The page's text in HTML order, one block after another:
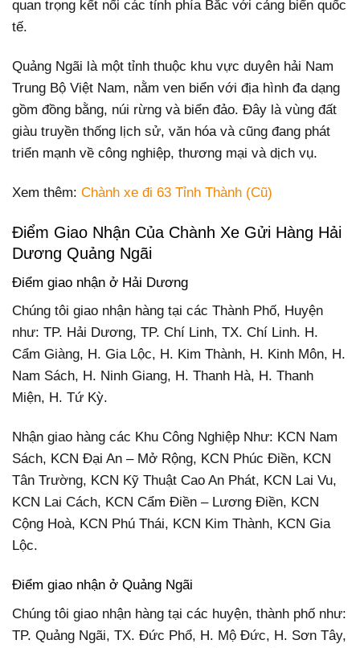
quan trọng kết nối các tỉnh phía Bắc với cảng biển quốc
tế.
Quảng Ngãi là một tỉnh thuộc khu vực duyên hải Nam
Trung Bộ Việt Nam, nằm ven biển với địa hình đa dạng
gồm đồng bằng, núi rừng và biển đảo. Đây là vùng đất
giàu truyền thống lịch sử, văn hóa và cũng đang phát
triển mạnh về công nghiệp, thương mại và dịch vụ.
Xem thêm: Chành xe đi 63 Tỉnh Thành (Cũ)
Điểm Giao Nhận Của Chành Xe Gửi Hàng Hải
Dương Quảng Ngãi
Điểm giao nhận ở Hải Dương
Chúng tôi giao nhận hàng tại các Thành Phố, Huyện
như: TP. Hải Dương, TP. Chí Linh, TX. Chí Linh. H.
Cẩm Giàng, H. Gia Lộc, H. Kim Thành, H. Kinh Môn, H.
Nam Sách, H. Ninh Giang, H. Thanh Hà, H. Thanh
Miện, H. Tứ Kỳ.
Nhận giao hàng các Khu Công Nghiệp Như: KCN Nam
Sách, KCN Đại An – Mở Rộng, KCN Phúc Điền, KCN
Tân Trường, KCN Kỹ Thuật Cao An Phát, KCN Lai Vu,
KCN Lai Cách, KCN Cẩm Điền – Lương Điền, KCN
Cộng Hoà, KCN Phú Thái, KCN Kim Thành, KCN Gia
Lộc.
Điểm giao nhận ở Quảng Ngãi
Chúng tôi giao nhận hàng tại các huyện, thành phố như:
TP. Quảng Ngãi, TX. Đức Phổ, H. Mộ Đức, H. Sơn Tây,